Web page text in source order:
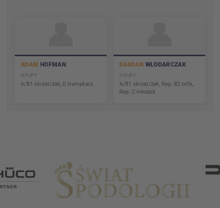
ADAM HOFMAN
GRUPY
A/B1 skrzat/żak, D trampkarz
DAMIAN WŁODARCZAK
GRUPY
A/B1 skrzat/żak, Rep. B2 orlik,
Rep. C młodzik